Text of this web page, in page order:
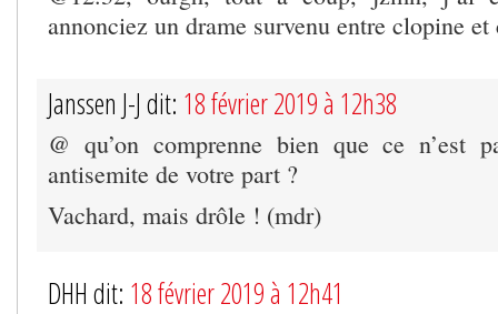
annonciez un drame survenu entre clopine
Janssen J-J dit: 18 février 2019 à 12h38
@ qu’on comprenne bien que ce n’est
antisemite de votre part ?
Vachard, mais drôle ! (mdr)
DHH dit: 18 février 2019 à 12h41